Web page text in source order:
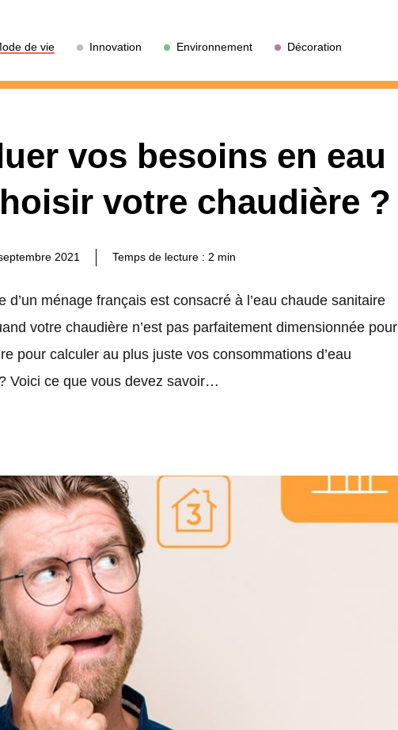
de vie Innovation Environnement Décoration
vos besoins en eau
votre chaudière ?
2021 Temps de lecture : 2 min
d’un ménage français est consacré à l’eau chaude sanitaire
votre chaudière n’est pas parfaitement dimensionnée pour
pour calculer au plus juste vos consommations d’eau
Voici ce que vous devez savoir…